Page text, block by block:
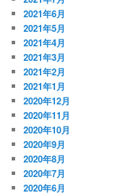
2021年6月
2021年5月
2021年4月
2021年3月
2021年2月
2021年1月
2020年12月
2020年11月
2020年10月
2020年9月
2020年8月
2020年7月
2020年6月